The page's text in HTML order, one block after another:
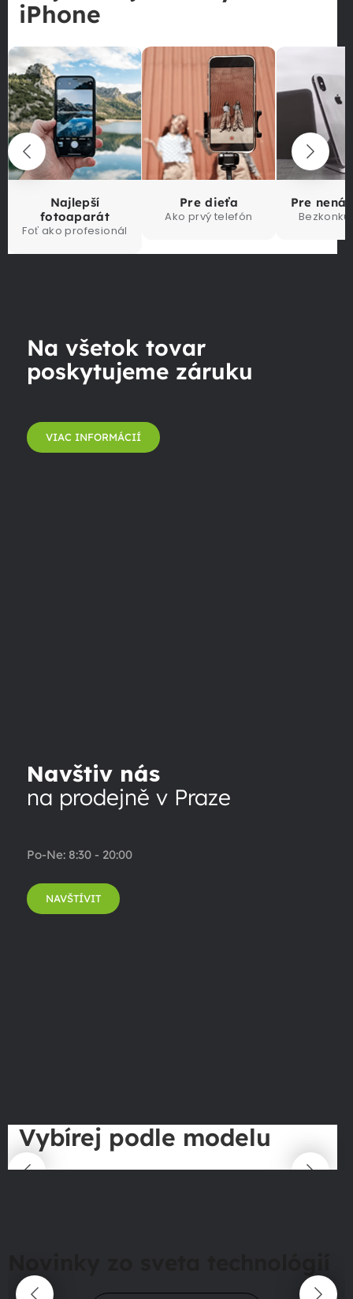
iPhone
Najlepší
fotoaparát
Foť ako profesionál
Pre dieťa
Ako prvý telefón
Pre
Na všetok tovar
poskytujeme záruku
VIAC INFORMÁCIÍ
Navštiv nás
na prodejně v Praze
Po-Ne: 8:30 - 20:00
NAVŠTÍVIT
Vybírej podle modelu